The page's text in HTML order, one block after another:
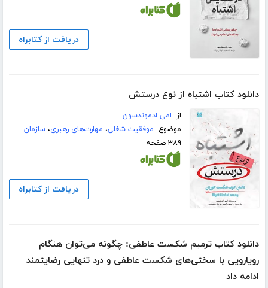
دریافت از کتابراه
دانلود کتاب اشتباه از نوع درستش
از: امی ادموندسون
موضوع: موفقیت شغلی، مهارت‌های رهبری،سازمان
۳۸۹ صفحه
دریافت از کتابراه
دانلود کتاب ترمیم شکست عاطفی: چگونه می‌توان هنگام
رویارویی با سختی‌های شکست عاطفی و درد تنهایی رضایتمند
ادامه داد